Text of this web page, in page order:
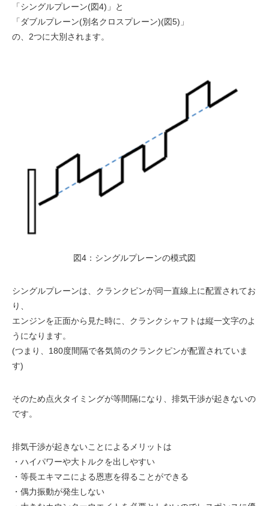
「シングルプレーン(図4)」と
「ダブルプレーン(別名クロスプレーン)(図5)」
の、2つに大別されます。
図4：シングルプレーンの模式図
シングルプレーンは、クランクピンが同一直線上に配置されてお
り、
エンジンを正面から見た時に、クランクシャフトは縦一文字のよ
うになります。
(つまり、180度間隔で各気筒のクランクピンが配置されていま
す)
そのため点火タイミングが等間隔になり、排気干渉が起きないの
です。
排気干渉が起きないことによるメリットは
・ハイパワーや大トルクを出しやすい
・等長エキマニによる恩恵を得ることができる
・偶力振動が発生しない